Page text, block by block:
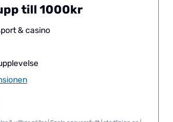
till 1000kr
& casino